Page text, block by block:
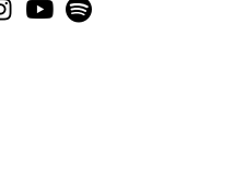
(X)
YouTube
Spotify